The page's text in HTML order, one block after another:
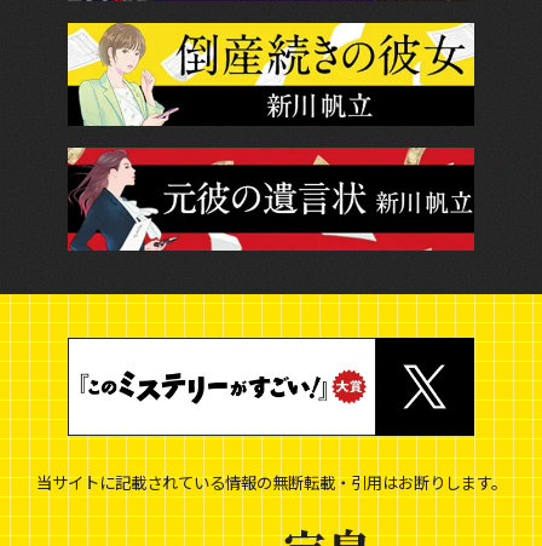
当サイトに記載されている情報の無断転載・引用はお断りします。